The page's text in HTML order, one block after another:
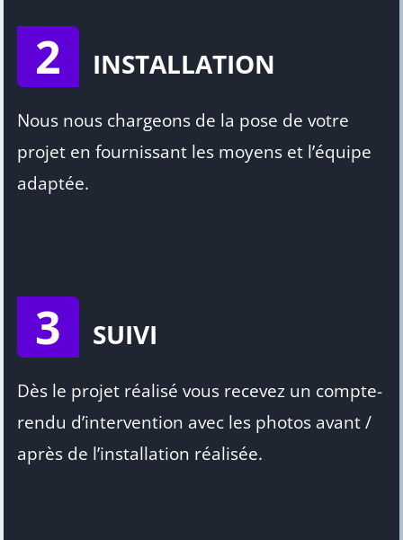
2 INSTALLATION
Nous nous chargeons de la pose de votre
projet en fournissant les moyens et l’équipe
adaptée.
3 SUIVI
Dès le projet réalisé vous recevez un compte-
rendu d’intervention avec les photos avant /
après de l’installation réalisée.